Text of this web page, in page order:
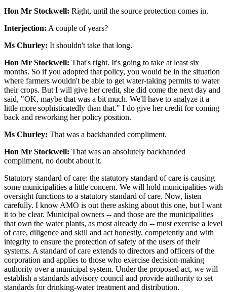
Hon Mr Stockwell: Right, until the source protection comes in.
Interjection: A couple of years?
Ms Churley: It shouldn't take that long.
Hon Mr Stockwell: That's right. It's going to take at least six
months. So if you adopted that policy, you would be in the situation
where farmers wouldn't be able to get water-taking permits to water
their crops. But I will give her credit, she did come the next day and
said, "OK, maybe that was a bit much. We'll have to analyze it a
little more sophisticatedly than that." I do give her credit for coming
back and reworking her policy position.
Ms Churley: That was a backhanded compliment.
Hon Mr Stockwell: That was an absolutely backhanded
compliment, no doubt about it.
Statutory standard of care: the statutory standard of care is causing
some municipalities a little concern. We will hold municipalities with
oversight functions to a statutory standard of care. Now, listen
carefully. I know AMO is out there asking about this one, but I want
it to be clear. Municipal owners -- and those are the municipalities
that own the water plants, as most already do -- must exercise a level
of care, diligence and skill and act honestly, competently and with
integrity to ensure the protection of safety of the users of their
systems. A standard of care extends to directors and officers of the
corporation and applies to those who exercise decision-making
authority over a municipal system. Under the proposed act, we will
establish a standards advisory council and provide authority to set
standards for drinking-water treatment and distribution.